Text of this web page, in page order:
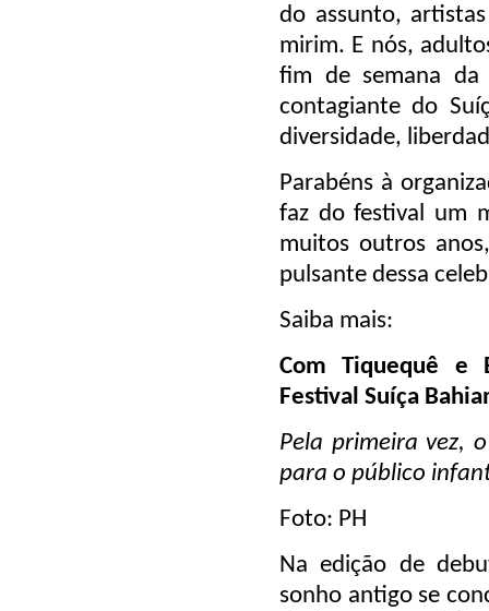
do assunto,
mirim. E nós,
fim de semana da
contagiante do
diversidade,
Parabéns à
faz do festival um
muitos outros
pulsante dessa
Saiba mais:
Com Tiquequê e
Festival Suíça
Pela primeira vez,
para o público
Foto: PH
Na edição de
sonho antigo se